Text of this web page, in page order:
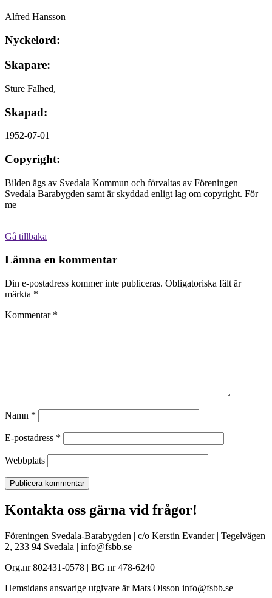
Alfred Hansson
Nyckelord:
Skapare:
Sture Falhed,
Skapad:
1952-07-01
Copyright:
Bilden ägs av Svedala Kommun och förvaltas av Föreningen
Svedala Barabygden samt är skyddad enligt lag om copyright. För
me
Gå tillbaka
Lämna en kommentar
Din e-postadress kommer inte publiceras. Obligatoriska fält är
märkta *
Kommentar *
Namn *
E-postadress *
Webbplats
Kontakta oss gärna vid frågor!
Föreningen Svedala-Barabygden | c/o Kerstin Evander | Tegelvägen
2, 233 94 Svedala | info@fsbb.se
Org.nr 802431-0578 | BG nr 478-6240 |
Hemsidans ansvarige utgivare är Mats Olsson info@fsbb.se